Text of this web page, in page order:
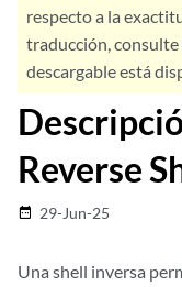
respecto a la
traducción, consulte
descargable está
Reverse
date_range 29-Jun-25
Una shell inversa